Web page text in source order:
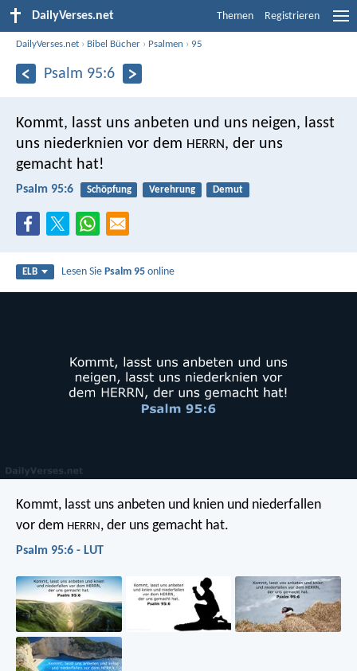
DailyVerses.net Themen Registrieren
DailyVerses.net › Bibel Bücher › Psalmen › 95
Psalm 95:6
Kommt, lasst uns anbeten und uns neigen, lasst
uns niederknien vor dem HERRN, der uns
gemacht hat!
Psalm 95:6 Schöpfung Verehrung Demut
ELB Lesen SiePsalm 95 online
Kommt, lasst uns anbeten und knien und niederfallen
vor dem HERRN , der uns gemacht hat.
Psalm 95:6 - LUT